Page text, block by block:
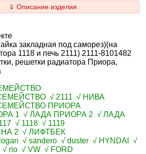
⇓ Описание изделия
закладная под саморез)(на
1118 и печь 2111) 2111-8101482
решетки радиатора Приора,
√ 2111 √ НИВА
ПРИОРА
1 √ ЛАДА ПРИОРА 2 √ ЛАДА
√ 1118 √ 1119
2 √ ЛИФТБЕК
√ sandero √ duster √ HYNDAI √
rio √ VW √ FORD